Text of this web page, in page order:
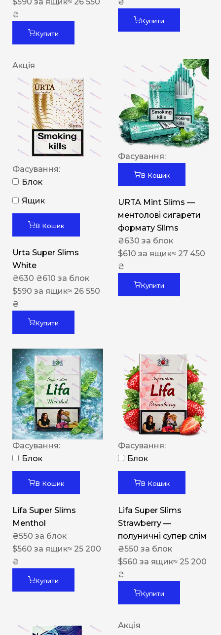
$590 за ящик≈ 26 550
₴
Купити
₴
Купити
Акція
Фасування:
Блок
Ящик
В Кошик
Urta Super Slims
White
₴630 ₴610 за блок
$590 за ящик≈ 26 550
₴
Купити
Фасування:
В Кошик
URTA Mint Slims —
ментолові сигарети
формату Slims
₴630 за блок
$610 за ящик≈ 27 450
₴
Купити
Фасування:
Блок
В Кошик
Lifa Super Slims
Menthol
₴550 за блок
$560 за ящик≈ 25 200
₴
Купити
Фасування:
Блок
В Кошик
Lifa Super Slims
Strawberry —
полуничні супер слім
₴550 за блок
$560 за ящик≈ 25 200
₴
Купити
Акція